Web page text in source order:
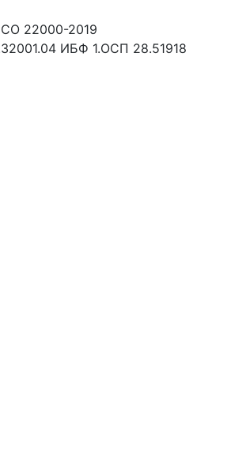
22000-2019
ИБФ 1.ОСП 28.51918